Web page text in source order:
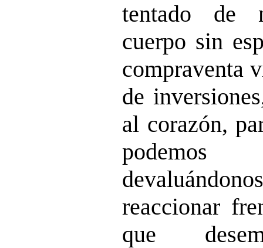
tentado de
cuerpo sin
compraventa
de
al corazón,
reaccionar
que